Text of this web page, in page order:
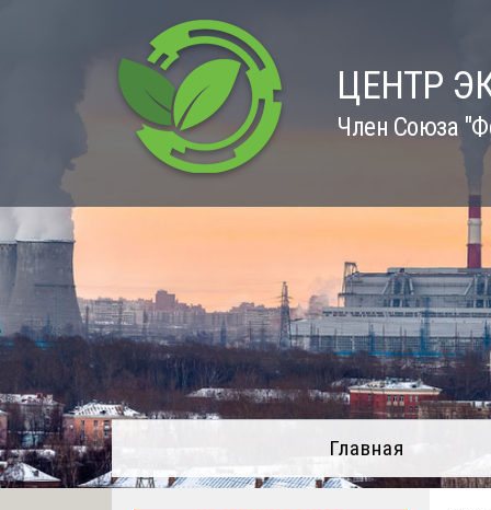
ЦЕНТР
Член Союза
Главная